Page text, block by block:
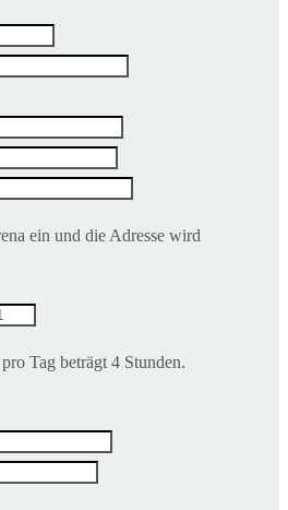
ein und die Adresse wird
Tag beträgt 4 Stunden.